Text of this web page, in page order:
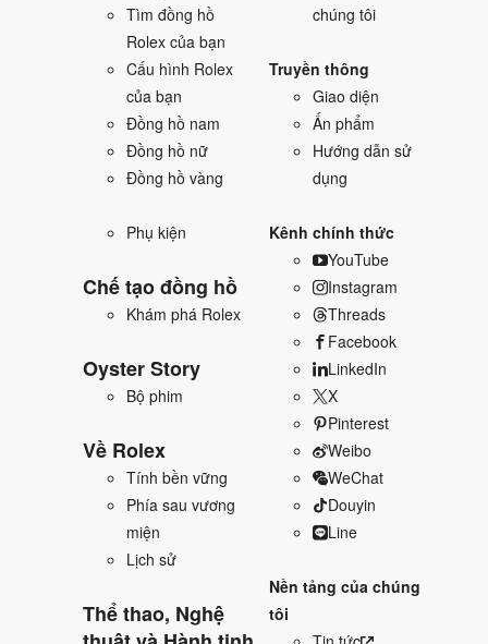
Tìm đồng hồ
Rolex của bạn
Cấu hình Rolex
của bạn
Đồng hồ nam
Đồng hồ nữ
Đồng hồ vàng
Phụ kiện
Chế tạo đồng hồ
Khám phá Rolex
Oyster Story
Bộ phim
Về Rolex
Tính bền vững
Phía sau vương
miện
Lịch sử
Thể thao, Nghệ
chúng tôi
Truyền thông
Giao diện
Ấn phẩm
Hướng dẫn sử
dụng
Kênh chính thức
YouTube
Instagram
Threads
Facebook
LinkedIn
X
Pinterest
Weibo
WeChat
Douyin
Line
Nền tảng của chúng
tôi